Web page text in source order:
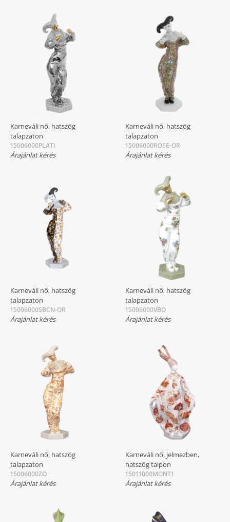
Karneváli nő, hatszög
talapzaton
15006000PLATI
Árajánlat kérés
Karneváli nő, hatszög
talapzaton
15006000ROSE-OR
Árajánlat kérés
Karneváli nő, hatszög
talapzaton
15006000SBCN-OR
Árajánlat kérés
Karneváli nő, hatszög
talapzaton
15006000VBO
Árajánlat kérés
Karneváli nő, hatszög
talapzaton
15006000ZO
Árajánlat kérés
Karneváli nő, jelmezben,
hatszög talpon
15011000MONT1
Árajánlat kérés